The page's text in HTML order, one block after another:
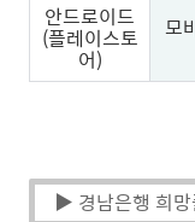
모
안드로이드
(플레이스토
어)
▶ 경남은행 희